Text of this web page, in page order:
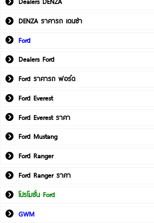
DENZA ราคารถ เดนซ่า
Ford
Dealers Ford
Ford ราคารถ ฟอร์ด
Ford Everest
Ford Everest ราคา
Ford Mustang
Ford Ranger
Ford Ranger ราคา
โปรโมชั่น Ford
GWM